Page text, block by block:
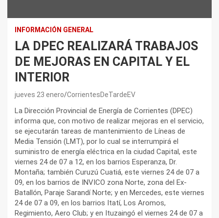
INFORMACIÓN GENERAL
LA DPEC REALIZARÁ TRABAJOS
DE MEJORAS EN CAPITAL Y EL
INTERIOR
jueves 23 enero CorrientesDeTardeEV
La Dirección Provincial de Energía de Corrientes (DPEC)
informa que, con motivo de realizar mejoras en el servicio,
se ejecutarán tareas de mantenimiento de Líneas de
Media Tensión (LMT), por lo cual se interrumpirá el
suministro de energía eléctrica en la ciudad Capital, este
viernes 24 de 07 a 12, en los barrios Esperanza, Dr.
Montaña; también Curuzú Cuatiá, este viernes 24 de 07 a
09, en los barrios de INVICO zona Norte, zona del Ex-
Batallón, Paraje Sarandí Norte; y en Mercedes, este viernes
24 de 07 a 09, en los barrios Itatí, Los Aromos,
Regimiento, Aero Club; y en Ituzaingó el viernes 24 de 07 a